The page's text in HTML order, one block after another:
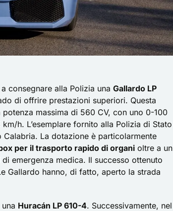
consegnare alla Polizia una Gallardo LP
di offrire prestazioni superiori. Questa
massima di 560 CV, con uno 0-100
h. L’esemplare fornito alla Polizia di Stato
La dotazione è particolarmente
per il trasporto rapido di organi oltre a un
emergenza medica. Il successo ottenuto
Gallardo hanno, di fatto, aperto la strada
Huracán LP 610-4. Successivamente, nel